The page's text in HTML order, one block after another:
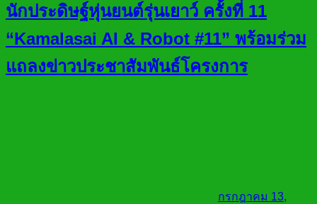
นักประดิษฐ์หุ่นยนต์รุ่นเยาว์ ครั้งที่ 11
“Kamalasai AI & Robot #11” พร้อมร่วม
แถลงข่าวประชาสัมพันธ์โครงการ
กรกฎาคม 13,